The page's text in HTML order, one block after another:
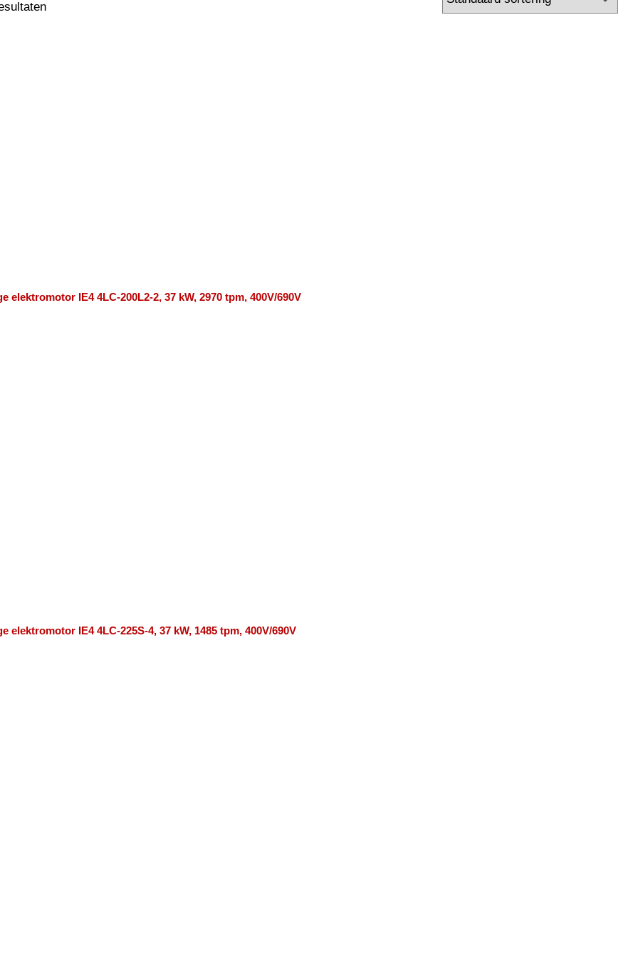
elektromotor IE4 4LC-200L2-2, 37 kW, 2970 tpm, 400V/690V
elektromotor IE4 4LC-225S-4, 37 kW, 1485 tpm, 400V/690V